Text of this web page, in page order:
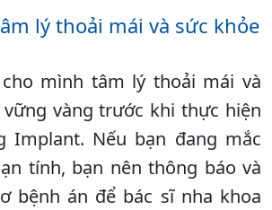
lý thoải mái và sức khỏe
mình tâm lý thoải mái và
vàng trước khi thực hiện
Implant. Nếu bạn đang mắc
tính, bạn nên thông báo và
bệnh án để bác sĩ nha khoa